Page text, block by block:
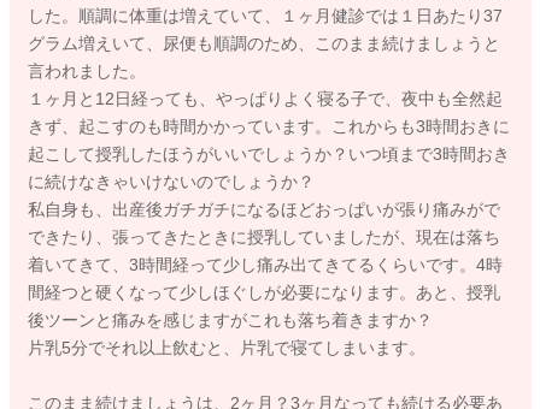
した。順調に体重は増えていて、１ヶ月健診では１日あたり37
グラム増えいて、尿便も順調のため、このまま続けましょうと
言われました。
１ヶ月と12日経っても、やっぱりよく寝る子で、夜中も全然起
きず、起こすのも時間かかっています。これからも3時間おきに
起こして授乳したほうがいいでしょうか？いつ頃まで3時間おき
に続けなきゃいけないのでしょうか？
私自身も、出産後ガチガチになるほどおっぱいが張り痛みがで
できたり、張ってきたときに授乳していましたが、現在は落ち
着いてきて、3時間経って少し痛み出てきてるくらいです。4時
間経つと硬くなって少しほぐしが必要になります。あと、授乳
後ツーンと痛みを感じますがこれも落ち着きますか？
片乳5分でそれ以上飲むと、片乳で寝てしまいます。
このまま続けましょうは、2ヶ月？3ヶ月なっても続ける必要あ